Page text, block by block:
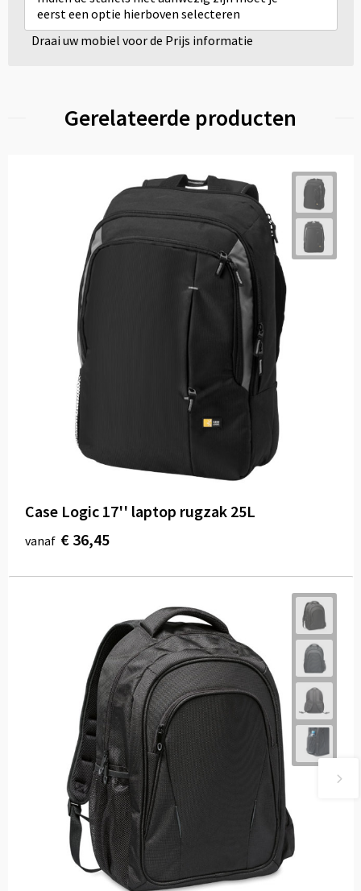
eerst een optie hierboven selecteren
Draai uw mobiel voor de Prijs informatie
Gerelateerde producten
Case Logic 17'' laptop rugzak 25L
vanaf € 36,45